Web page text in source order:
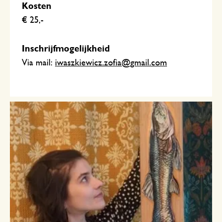
Kosten
€ 25,-
Inschrijfmogelijkheid
Via mail: iwaszkiewicz.zofia@gmail.com